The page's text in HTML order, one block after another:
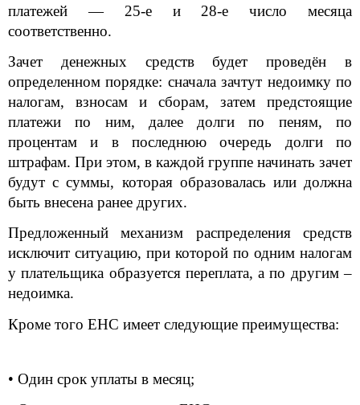
платежей — 25-е и 28-е число месяца
соответственно.
Зачет денежных средств будет проведён в
определенном порядке: сначала зачтут недоимку по
налогам, взносам и сборам, затем предстоящие
платежи по ним, далее долги по пеням, по
процентам и в последнюю очередь долги по
штрафам. При этом, в каждой группе начинать зачет
будут с суммы, которая образовалась или должна
быть внесена ранее других.
Предложенный механизм распределения средств
исключит ситуацию, при которой по одним налогам
у плательщика образуется переплата, а по другим –
недоимка.
Кроме того ЕНС имеет следующие преимущества:
• Один срок уплаты в месяц;